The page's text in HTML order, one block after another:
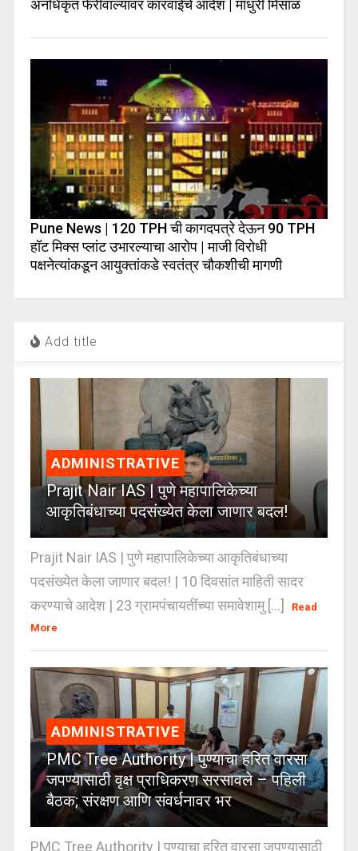
अनधिकृत फेरीवाल्यांवर कारवाईचे आदेश | माधुरी मिसाळ
Pune News | 120 TPH ची कागदपत्रे देऊन 90 TPH
हॉट मिक्स प्लांट उभारल्याचा आरोप | माजी विरोधी
पक्षनेत्यांकडून आयुक्तांकडे स्वतंत्र चौकशीची मागणी
Add title
ADMINISTRATIVE
Prajit Nair IAS | पुणे महापालिकेच्या
आकृतिबंधाच्या पदसंख्येत केला जाणार बदल!
Prajit Nair IAS | पुणे महापालिकेच्या आकृतिबंधाच्या
पदसंख्येत केला जाणार बदल! | 10 दिवसांत माहिती सादर
करण्याचे आदेश | 23 ग्रामपंचायतींच्या समावेशामु [...]
Read
More
ADMINISTRATIVE
PMC Tree Authority | पुण्याचा हरित वारसा
जपण्यासाठी वृक्ष प्राधिकरण सरसावले – पहिली
बैठक; संरक्षण आणि संवर्धनावर भर
PMC Tree Authority | पुण्याचा हरित वारसा जपण्यासाठी